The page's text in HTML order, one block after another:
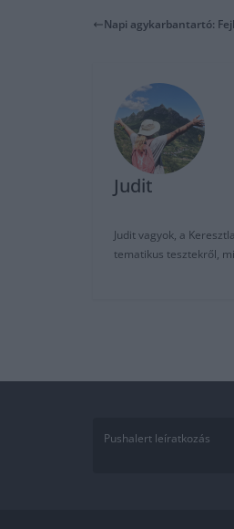
Napi agykarbantartó:
Judit
Judit vagyok, a
tematikus tesztekről,
Pushalert leíratkozás